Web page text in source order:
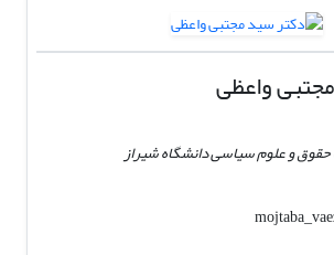
واعظی
حقوق و علوم سیاسی دانشگاه شیراز